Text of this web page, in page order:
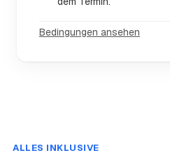
Bedingungen ansehen
ALLES INKLUSIVE